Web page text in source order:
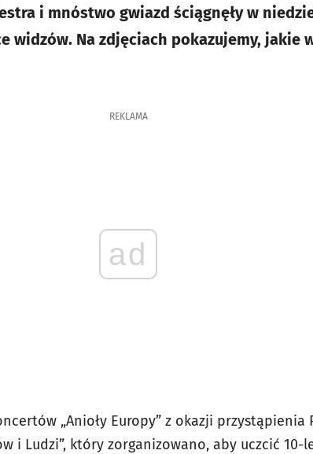
i mnóstwo gwiazd ściągnęły w
widzów. Na zdjęciach pokazujemy, jakie
REKLAMA
ad
„Anioły Europy” z okazji przystąpienia
i Ludzi”, który zorganizowano, aby uczcić